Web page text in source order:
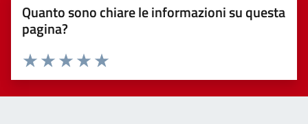
Quanto sono chiare le informazioni su questa
pagina?
Valuta 5 stelle su 5
Valuta 4 stelle su 5
Valuta 3 stelle su 5
Valuta 2 stelle su 5
Valuta 1 stelle su 5